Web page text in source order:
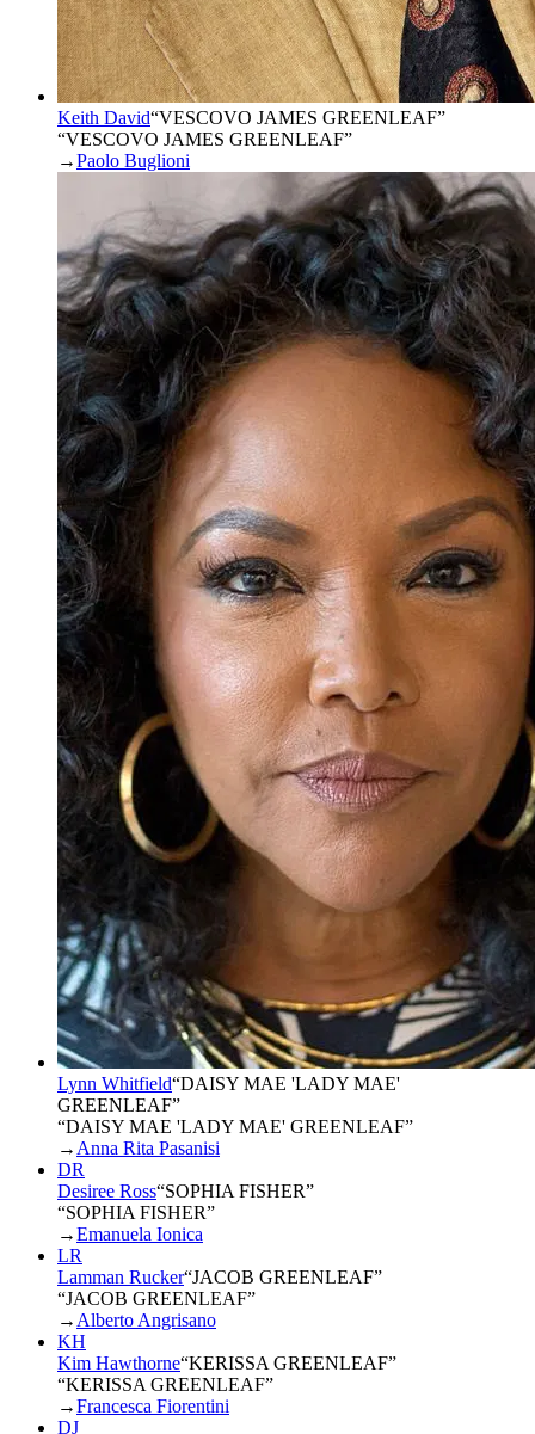
Keith David“VESCOVO JAMES GREENLEAF”
“VESCOVO JAMES GREENLEAF”
→Paolo Buglioni
Lynn Whitfield“DAISY MAE 'LADY MAE'
GREENLEAF”
“DAISY MAE 'LADY MAE' GREENLEAF”
→ Anna Rita Pasanisi
DR
Desiree Ross“SOPHIA FISHER”
“SOPHIA FISHER”
→Emanuela Ionica
LR
Lamman Rucker“JACOB GREENLEAF”
“JACOB GREENLEAF”
→ Alberto Angrisano
KH
Kim Hawthorne“KERISSA GREENLEAF”
“KERISSA GREENLEAF”
→Francesca Fiorentini
DJ